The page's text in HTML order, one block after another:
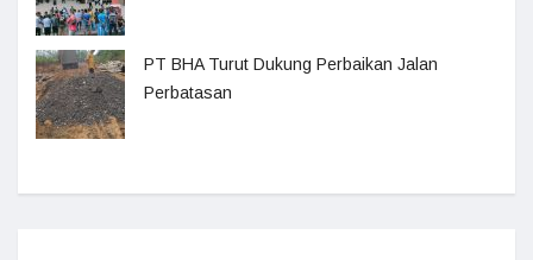
PT BHA Turut Dukung Perbaikan Jalan
Perbatasan